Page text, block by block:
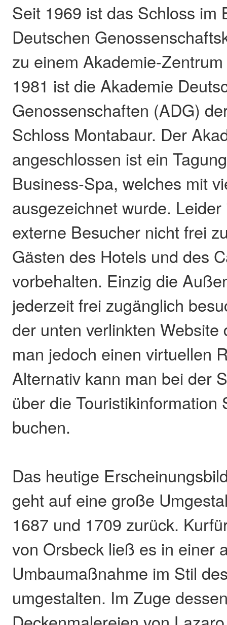
Seit 1969 ist das Schloss im
Deutschen
zu einem Akademie-
1981 ist die Akademie
Genossenschaften (ADG)
Schloss Montabaur. Der
angeschlossen ist ein
Business-Spa, welches mit
ausgezeichnet wurde.
externe Besucher nicht frei
Gästen des Hotels und des
vorbehalten. Einzig die
jederzeit frei zugänglich
der unten verlinkten Website
man jedoch einen virtuellen
Alternativ kann man bei der
über die Touristikinformation
buchen.
Das heutige
geht auf eine große
1687 und 1709 zurück.
von Orsbeck ließ es in einer
Umbaumaßnahme im Stil
umgestalten. Im Zuge